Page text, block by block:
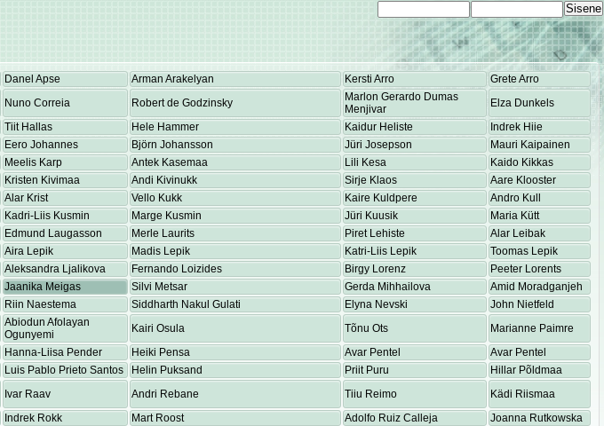
Danel Apse Arman Arakelyan Kersti Arro
Grete Arro
Nuno Correia Robert de Godzinsky
Marlon Gerardo Dumas
Menjivar
Elza Dunkels
Tiit Hallas Hele Hammer Kaidur Heliste
Indrek Hiie
Eero Johannes Björn Johansson Jüri Josepson
Mauri Kaipainen
Meelis Karp Antek Kasemaa Lili Kesa
Kaido Kikkas
Kristen Kivimaa Andi Kivinukk Sirje Klaos
Aare Klooster
Alar Krist Vello Kukk Kaire Kuldpere
Andro Kull
Kadri-Liis Kusmin Marge Kusmin Jüri Kuusik
Maria Kütt
Edmund Laugasson Merle Laurits Piret Lehiste
Alar Leibak
Aira Lepik Madis Lepik Katri-Liis Lepik
Toomas Lepik
Aleksandra Ljalikova Fernando Loizides Birgy Lorenz
Peeter Lorents
Jaanika Meigas Silvi Metsar Gerda Mihhailova
Amid Moradganjeh
Riin Naestema Siddharth Nakul Gulati Elyna Nevski
John Nietfeld
Abiodun Afolayan
Ogunyemi
Kairi Osula Tõnu Ots
Marianne Paimre
Hanna-Liisa Pender Heiki Pensa Avar Pentel
Avar Pentel
Luis Pablo Prieto Santos Helin Puksand Priit Puru
Hillar Põldmaa
Ivar Raav Andri Rebane Tiiu Reimo
Kädi Riismaa
Indrek Rokk Mart Roost Adolfo Ruiz Calleja
Joanna Rutkowska